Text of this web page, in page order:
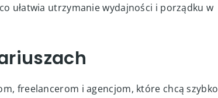
ułatwia utrzymanie wydajności i porządku w
freelancerom i agencjom, które chcą szybko